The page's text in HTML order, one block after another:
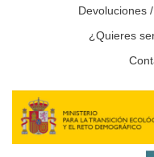
Devoluciones
¿Quieres